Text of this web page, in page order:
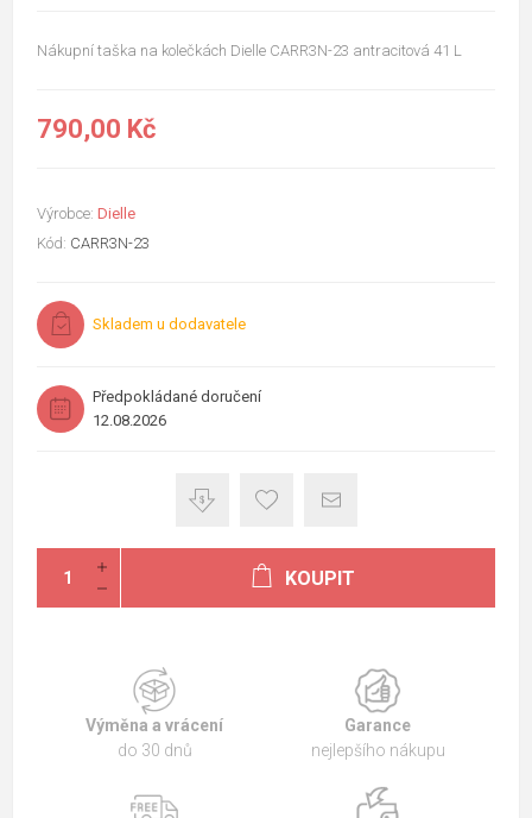
Nákupní taška na kolečkách Dielle CARR3N-23 antracitová 41 L
790,00 Kč
Výrobce: Dielle
Kód: CARR3N-23
Skladem u dodavatele
Předpokládané doručení
12.08.2026
KOUPIT
Výměna a vrácení
do 30 dnů
Garance
nejlepšího nákupu